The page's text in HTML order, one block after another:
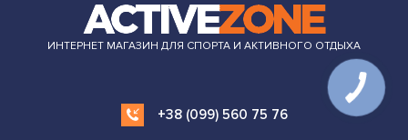
ИНТЕРНЕТ МАГАЗИН ДЛЯ СПОРТА И АКТИВНОГО ОТДЫХА
+38 (099) 560 75 76